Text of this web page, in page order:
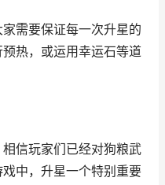
需要保证每一次升星的
热，或运用幸运石等道
信玩家们已经对狗粮武
中，升星一个特别重要